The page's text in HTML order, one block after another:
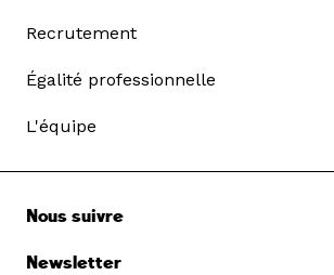
Recrutement
Égalité professionnelle
L'équipe
Nous suivre
Newsletter